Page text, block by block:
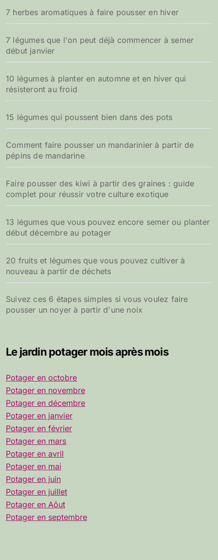
:7 herbes aromatiques à faire pousser en hiver
7 légumes que l'on peut déjà commencer à semer
début janvier
10 légumes à planter en automne et en hiver qui
résisteront au froid
15 légumes qui poussent bien dans des pots
Comment faire pousser un mandarinier à partir de
pépins de mandarine
Faire pousser des kiwi à partir des graines : guide
complet pour réussir votre culture exotique
13 légumes que vous pouvez encore semer ou planter
début décembre au potager
20 fruits et légumes que vous pouvez cultiver à
nouveau à partir de déchets
Suivez ces 6 étapes simples si vous voulez faire
pousser un noyer à partir d'une noix
Le jardin potager mois après mois
Potager en octobre
Potager en novembre
Potager en décembre
Potager en janvier
Potager en février
Potager en mars
Potager en avril
Potager en mai
Potager en juin
Potager en juillet
Potager en Aôut
Potager en septembre